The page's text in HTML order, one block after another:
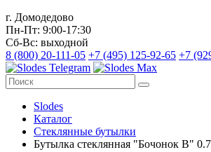
г. Домодедово
Пн-Пт: 9:00-17:30
Сб-Вс: выходной
8 (800) 20-111-05 +7 (495) 125-92-65 +7
Slodes
Каталог
Стеклянные бутылки
Бутылка стеклянная "Бочонок В"